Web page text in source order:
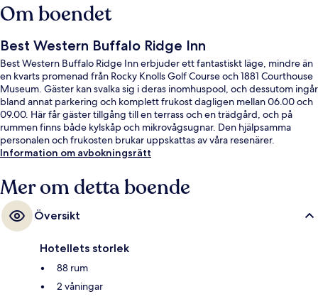
Om boendet
Best Western Buffalo Ridge Inn
Best Western Buffalo Ridge Inn erbjuder ett fantastiskt läge, mindre än
en kvarts promenad från Rocky Knolls Golf Course och 1881 Courthouse
Museum. Gäster kan svalka sig i deras inomhuspool, och dessutom ingår
bland annat parkering och komplett frukost dagligen mellan 06.00 och
09.00. Här får gäster tillgång till en terrass och en trädgård, och på
rummen finns både kylskåp och mikrovågsugnar. Den hjälpsamma
personalen och frukosten brukar uppskattas av våra resenärer.
Information om avbokningsrätt
Mer om detta boende
Översikt
Hotellets storlek
88 rum
2 våningar